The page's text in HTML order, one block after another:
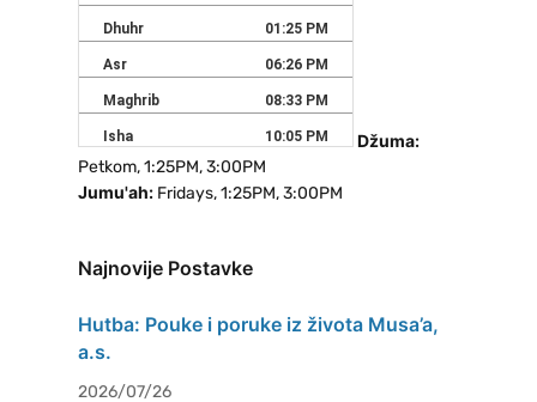
Džuma:
Petkom, 1:25PM, 3:00PM
Jumu'ah: Fridays, 1:25PM, 3:00PM
Najnovije Postavke
Hutba: Pouke i poruke iz života Musa’a,
a.s.
2026/07/26